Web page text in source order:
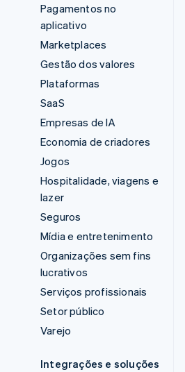
Pagamentos no
aplicativo
Marketplaces
Gestão dos valores
Plataformas
SaaS
Empresas de IA
Economia de criadores
Jogos
Hospitalidade, viagens e
lazer
Seguros
Mídia e entretenimento
Organizações sem fins
lucrativos
Serviços profissionais
Setor público
Varejo
Integrações e soluções